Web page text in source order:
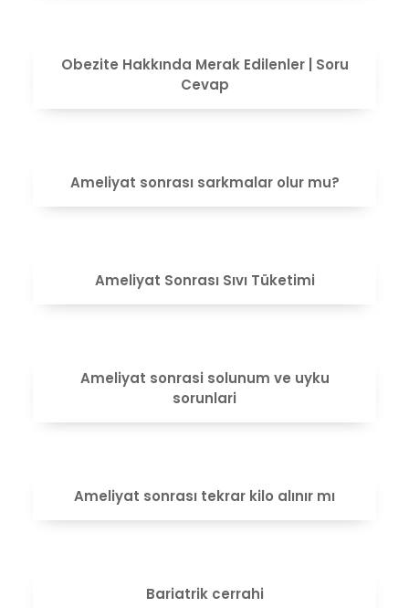
Obezite Hakkında Merak Edilenler | Soru
Cevap
Ameliyat sonrası sarkmalar olur mu?
Ameliyat Sonrası Sıvı Tüketimi
Ameliyat sonrasi solunum ve uyku
sorunlari
Ameliyat sonrası tekrar kilo alınır mı
Bariatrik cerrahi